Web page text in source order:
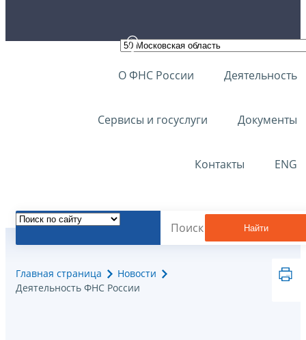
О ФНС России Деятельность
Сервисы и госуслуги Документы
Контакты ENG
Найти
Главная страница
Новости
Деятельность ФНС России